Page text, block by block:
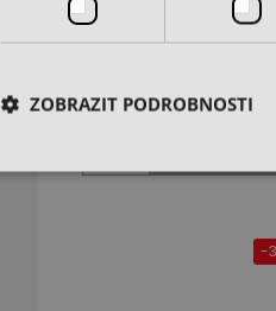
Kleště pro jemnou
mechaniku zahnuté 160
mm
351 Kč 501 Kč
-
ZOBRAZIT PODROBNOSTI